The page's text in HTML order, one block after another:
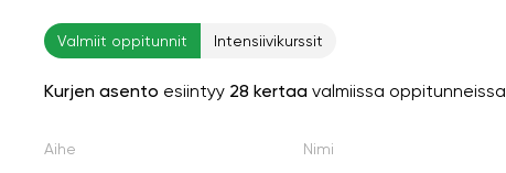
Valmiit oppitunnit Intensiivikurssit
Kurjen asento esiintyy 28 kertaa valmiissa oppitunneissa
Aihe Nimi